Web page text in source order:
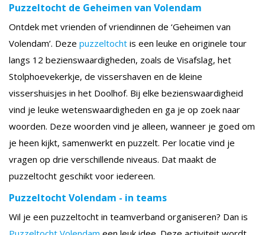
Puzzeltocht de Geheimen van Volendam
Ontdek met vrienden of vriendinnen de ‘Geheimen van
Volendam’. Deze puzzeltocht is een leuke en originele tour
langs 12 bezienswaardigheden, zoals de Visafslag, het
Stolphoevekerkje, de vissershaven en de kleine
vissershuisjes in het Doolhof. Bij elke bezienswaardigheid
vind je leuke wetenswaardigheden en ga je op zoek naar
woorden. Deze woorden vind je alleen, wanneer je goed om
je heen kijkt, samenwerkt en puzzelt. Per locatie vind je
vragen op drie verschillende niveaus. Dat maakt de
puzzeltocht geschikt voor iedereen.
Puzzeltocht Volendam - in teams
Wil je een puzzeltocht in teamverband organiseren? Dan is